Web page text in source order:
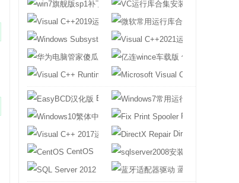
win7旗舰版sp1补丁包
Visual C++2019运行库
Windows Subsystem for Android
华为电脑管家傻瓜版
亿连wince车载版
Visual C++ Runtime
EasyBCD汉化版
Windows10繁体中文语言包Fix Print Spooler
Visual C++ 2017运行库DirectX Repair
CentOS
SQL Server 2012
蓝牙适配器驱动